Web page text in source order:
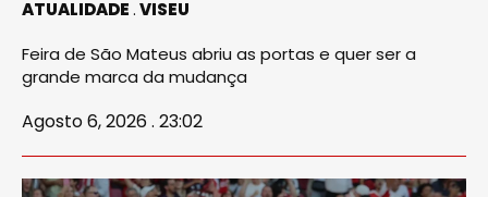
ATUALIDADE VISEU
Feira de São Mateus abriu as portas e quer ser a
grande marca da mudança
Agosto 6, 2026 . 23:02